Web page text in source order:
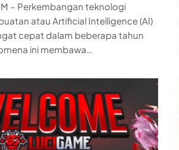
– Perkembangan teknologi
atau Artificial Intelligence (AI)
cepat dalam beberapa tahun
ini membawa…